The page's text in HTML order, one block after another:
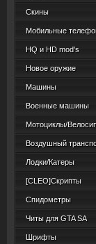
Скины
Мобильные
HQ и HD mod's
Новое оружие
Машины
Военные машины
Мотоциклы/
Воздушный
Лодки/Катеры
[CLEO]Скрипты
Спидометры
Читы для GTA SA
Шрифты